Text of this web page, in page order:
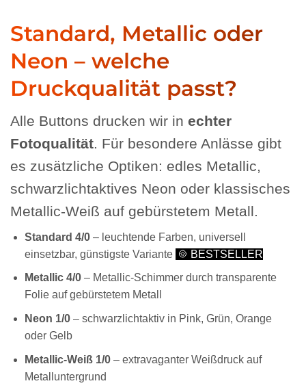
Standard, Metallic oder
Neon – welche
Druckqualität passt?
Alle Buttons drucken wir in echter
Fotoqualität. Für besondere Anlässe gibt
es zusätzliche Optiken: edles Metallic,
schwarzlichtaktives Neon oder klassisches
Metallic-Weiß auf gebürstetem Metall.
Standard 4/0– leuchtende Farben, universell
einsetzbar, günstigste Variante
BESTSELLER
Metallic 4/0– Metallic-Schimmer durch transparente
Folie auf gebürstetem Metall
Neon 1/0– schwarzlichtaktiv in Pink, Grün, Orange
oder Gelb
Metallic-Weiß 1/0– extravaganter Weißdruck auf
Metalluntergrund